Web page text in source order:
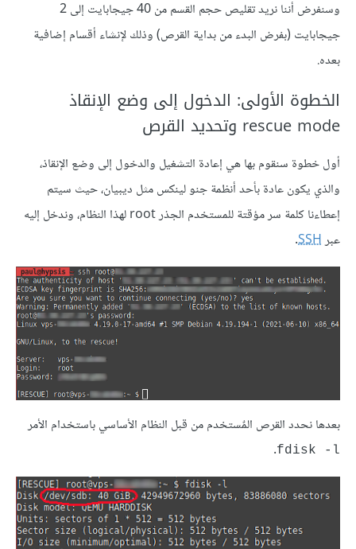
وسنفرض أننا نريد تقليص حجم القسم من 40 جيجابايت إلى 2
جيجابايت (بفرض البدء من بداية القرص) وذلك لإنشاء أقسام إضافية
بعده.
الخطوة الأولى: الدخول إلى وضع الإنقاذ
rescue mode وتحديد القرص
أول خطوة سنقوم بها هي إعادة التشغيل والدخول إلى وضع الإنقاذ،
والذي يكون عادة بأحد أنظمة جنو لينكس مثل ديبيان، حيث سيتم
إعطاءنا كلمة سر مؤقتة للمستخدم الجذر root لهذا النظام، وندخل إليه
عبرSSH
.
بعدها نحدد القرص المٌستخدم من قبل النظام الأساسي باستخدام الأمر
fdisk -l
.